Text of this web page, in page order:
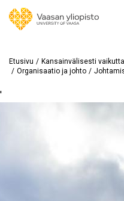
Etusivu
Kansainvälisesti
Organisaatio ja johto
'